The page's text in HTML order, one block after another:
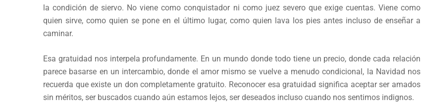
la condición de siervo. No viene como conquistador ni como juez severo que exige cuentas. Viene como
quien sirve, como quien se pone en el último lugar, como quien lava los pies antes incluso de enseñar a
caminar.
Esa gratuidad nos interpela profundamente. En un mundo donde todo tiene un precio, donde cada relación
parece basarse en un intercambio, donde el amor mismo se vuelve a menudo condicional, la Navidad nos
recuerda que existe un don completamente gratuito. Reconocer esa gratuidad significa aceptar ser amados
sin méritos, ser buscados cuando aún estamos lejos, ser deseados incluso cuando nos sentimos indignos.